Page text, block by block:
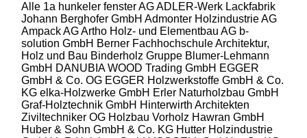
Alle 1a hunkeler fenster AGADLER-Werk Lackfabrik
Johann Berghofer GmbH Admonter Holzindustrie AG
Ampack AGArtho Holz- und Elementbau AG b-
solution GmbH Berner Fachhochschule Architektur,
Holz und Bau Binderholz Gruppe Blumer-Lehmann
GmbH DANUBIA WOOD Trading GmbH EGGER
GmbH & Co. OG EGGER Holzwerkstoffe GmbH & Co.
KG elka-Holzwerke GmbH Erler Naturholzbau GmbH
Graf-Holztechnik GmbH Hinterwirth Architekten
Ziviltechniker OG Holzbau Vorholz Hawran GmbH
Huber & Sohn GmbH & Co. KG Hutter Holzindustrie